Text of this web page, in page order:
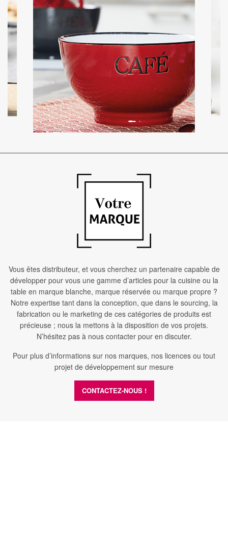
Vous êtes distributeur, et vous cherchez un partenaire capable de
développer pour vous une gamme d’articles pour la cuisine ou la
table en marque blanche, marque réservée ou marque propre ?
Notre expertise tant dans la conception, que dans le sourcing, la
fabrication ou le marketing de ces catégories de produits est
précieuse ; nous la mettons à la disposition de vos projets.
N’hésitez pas à nous contacter pour en discuter.
Pour plus d’informations sur nos marques, nos licences ou tout
projet de développement sur mesure
CONTACTEZ-NOUS !